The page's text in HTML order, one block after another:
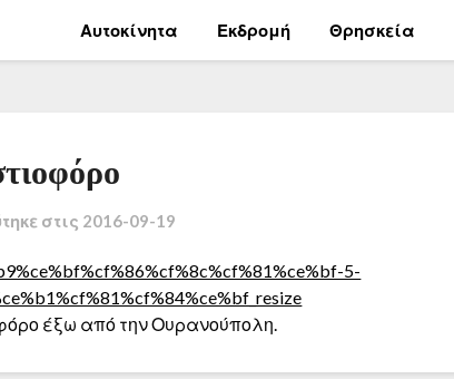
Αυτοκίνητα Εκδρομή Θρησκεία
στις 2016-09-19
έξω από την Ουρανούπολη.